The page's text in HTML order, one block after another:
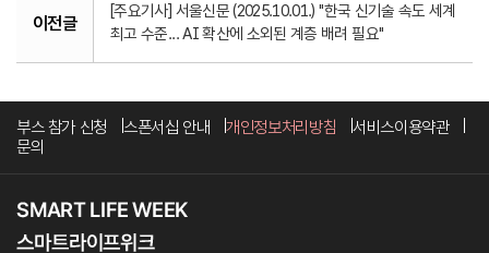
이전글
[주요기사] 서울신문 (2025.10.01.) "한국 신기술 속도 세계
최고 수준... AI 확산에 소외된 계층 배려 필요"
부스 참가 신청 스폰서십 안내 개인정보처리방침
서비스이용약관
문의